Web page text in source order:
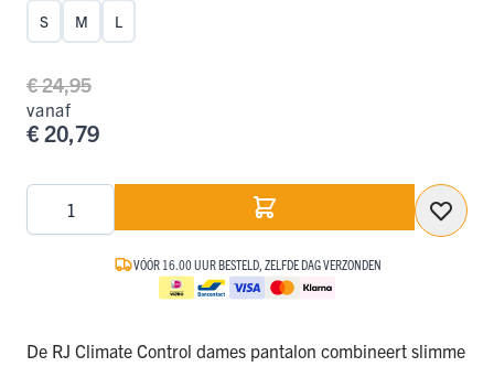
S M L
€ 24,95
vanaf
€ 20,79
VÓÓR 16.00 UUR BESTELD, ZELFDE DAG VERZONDEN
De RJ Climate Control dames pantalon combineert slimme